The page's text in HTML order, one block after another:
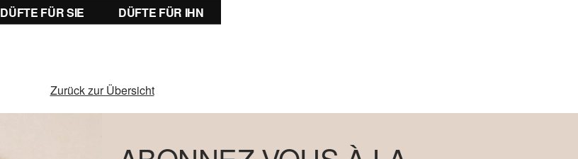
DÜFTE FÜR SIE DÜFTE FÜR IHN
Zurück zur Übersicht